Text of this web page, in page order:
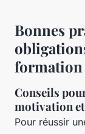
Bonnes
formation
Conseils
motivation
Pour réussir